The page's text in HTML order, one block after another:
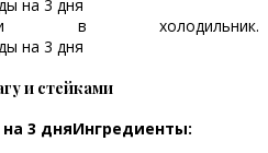
и в холодильник.
и стейками
Ингредиенты: